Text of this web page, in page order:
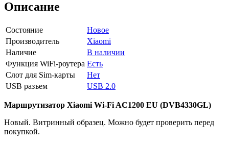
Описание
Состояние
Новое
Производитель
Xiaomi
Наличие
В наличии
Функция WiFi-роутера Есть
Слот для Sim-карты
Нет
USB разъем
USB 2.0
Маршрутизатор Xiaomi Wi-Fi AC1200 EU (DVB4330GL)
Новый. Витринный образец. Можно будет проверить перед
покупкой.